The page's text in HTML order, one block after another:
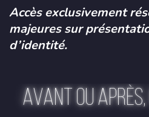
Accès exclusivement
majeures sur
d’identité.
AVANT OU